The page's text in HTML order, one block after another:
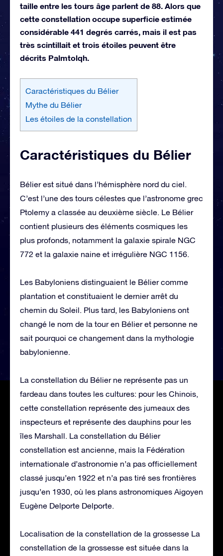
taille entre les tours âge parlent de 88. Alors que
cette constellation occupe superficie estimée
considérable 441 degrés carrés, mais il est pas
très scintillait et trois étoiles peuvent être
décrits Palmtolqh.
Caractéristiques du Bélier
Mythe du Bélier
Les étoiles de la constellation
Caractéristiques du Bélier
Bélier est situé dans l’hémisphère nord du ciel.
C’est l’une des tours célestes que l’astronome grec
Ptolemy a classée au deuxième siècle. Le Bélier
contient plusieurs des éléments cosmiques les
plus profonds, notamment la galaxie spirale NGC
772 et la galaxie naine et irrégulière NGC 1156.
Les Babyloniens distinguaient le Bélier comme
plantation et constituaient le dernier arrêt du
chemin du Soleil. Plus tard, les Babyloniens ont
changé le nom de la tour en Bélier et personne ne
sait pourquoi ce changement dans la mythologie
babylonienne.
La constellation du Bélier ne représente pas un
fardeau dans toutes les cultures: pour les Chinois,
cette constellation représente des jumeaux des
inspecteurs et représente des dauphins pour les
îles Marshall. La constellation du Bélier
constellation est ancienne, mais la Fédération
internationale d’astronomie n’a pas officiellement
classé jusqu’en 1922 et n’a pas tiré ses frontières
jusqu’en 1930, où les plans astronomiques Aigoyen
Eugène Delporte Delporte.
Localisation de la constellation de la grossesse La
constellation de la grossesse est située dans la